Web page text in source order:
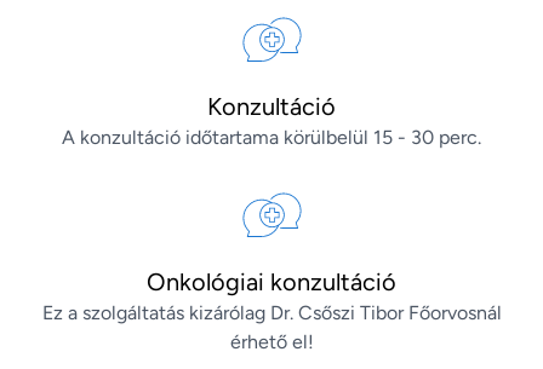
Konzultáció
A konzultáció időtartama körülbelül 15 - 30 perc.
Onkológiai konzultáció
Ez a szolgáltatás kizárólag Dr. Csőszi Tibor Főorvosnál
érhető el!